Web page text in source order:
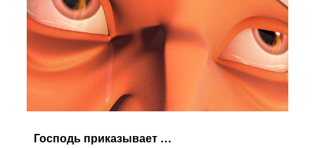
Господь приказывает Аврааму не трогать Исаака.